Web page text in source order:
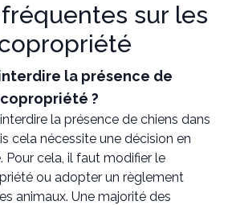
sur les
la présence de
?
la présence de chiens dans
cela nécessite une décision en
Pour cela, il faut modifier le
ou adopter un règlement
animaux. Une majorité des